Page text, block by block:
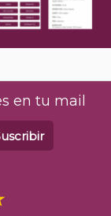
en tu mail